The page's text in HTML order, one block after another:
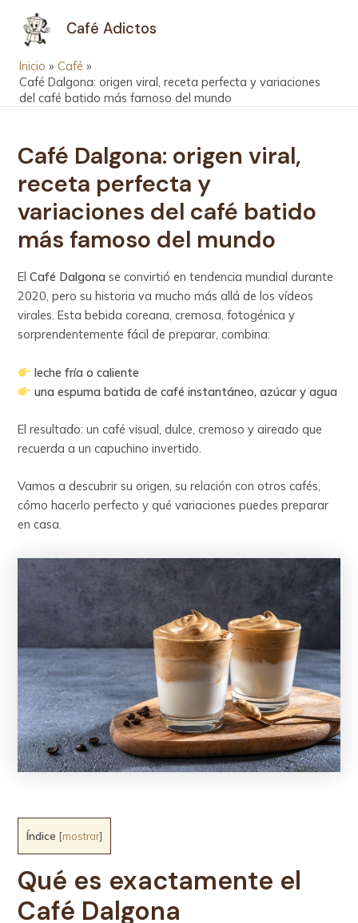
contenido
Café Adictos
Inicio
Café
Café Dalgona: origen viral, receta perfecta y variaciones
del café batido más famoso del mundo
Café Dalgona: origen viral,
receta perfecta y
variaciones del café batido
más famoso del mundo
ElCafé Dalgona se convirtió en tendencia mundial durante
2020, pero su historia va mucho más allá de los vídeos
virales. Esta bebida coreana, cremosa, fotogénica y
sorprendentemente fácil de preparar, combina:
leche fría o caliente
una espuma batida de café instantáneo, azúcar y agua
El resultado: un café visual, dulce, cremoso y aireado que
recuerda a un capuchino invertido.
Vamos a descubrir su origen, su relación con otros cafés,
cómo hacerlo perfecto y qué variaciones puedes preparar
en casa.
Índice [mostrar]
Qué es exactamente el
Café Dalgona
entradas